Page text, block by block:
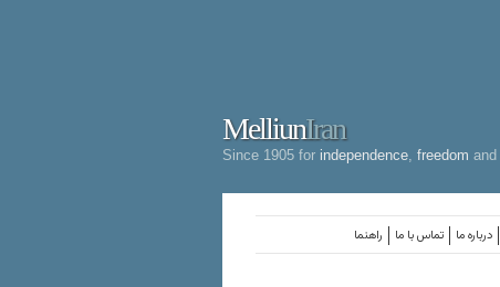
MelliunIran
Since 1905 for independence freedom and
راهنما تماس با ما درباره ما